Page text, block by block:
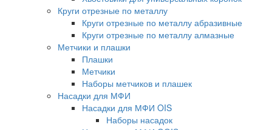
Круги отрезные по металлу
Круги отрезные по металлу абразивные
Круги отрезные по металлу алмазные
Метчики и плашки
Плашки
Метчики
Наборы метчиков и плашек
Насадки для МФИ
Насадки для МФИ OIS
Наборы насадок